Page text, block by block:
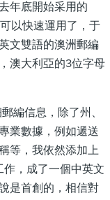
年底開始采用的
以快速運用了，于
文雙語的澳洲郵編
澳大利亞的3位字母
信息，除了州、
業數據，例如遞送
等，我依然添加上
，成了一個中英文
是首創的，相信對